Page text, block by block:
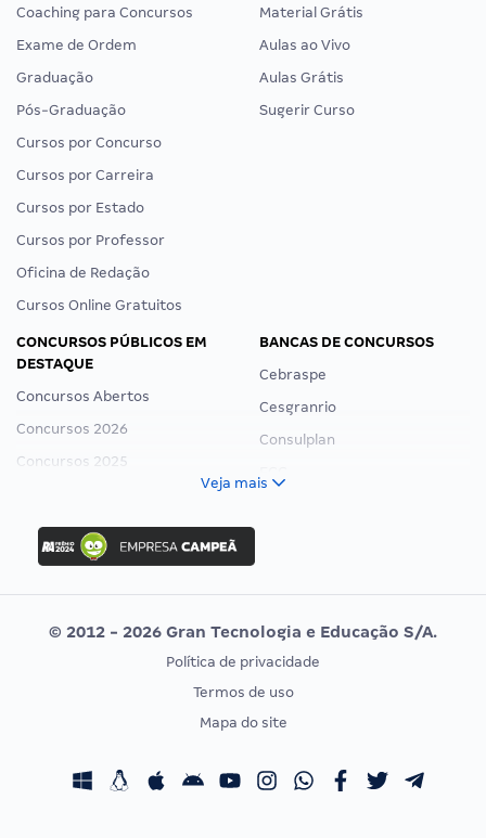
Coaching para Concursos
Exame de Ordem
Graduação
Pós-Graduação
Cursos por Concurso
Cursos por Carreira
Cursos por Estado
Cursos por Professor
Oficina de Redação
Cursos Online Gratuitos
Material Grátis
Aulas ao Vivo
Aulas Grátis
Sugerir Curso
CONCURSOS PÚBLICOS EM
DESTAQUE
Concursos Abertos
Concursos 2026
Concursos 2025
Concurso Ibama
Concurso MPU
Editais publicados
BANCAS DE CONCURSOS
Cebraspe
Cesgranrio
Consulplan
Vunesp
CONCURSOS POR PROFISSÃO
Concursos Fiscais
EXAME DE ORDEM
Calendário OAB
Veja mais
© 2012 - 2026 Gran Tecnologia e Educação S/A.
Política de privacidade
Termos de uso
Mapa do site